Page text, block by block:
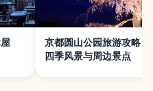
京都圆山公园旅游攻略｜
四季风景与周边景点